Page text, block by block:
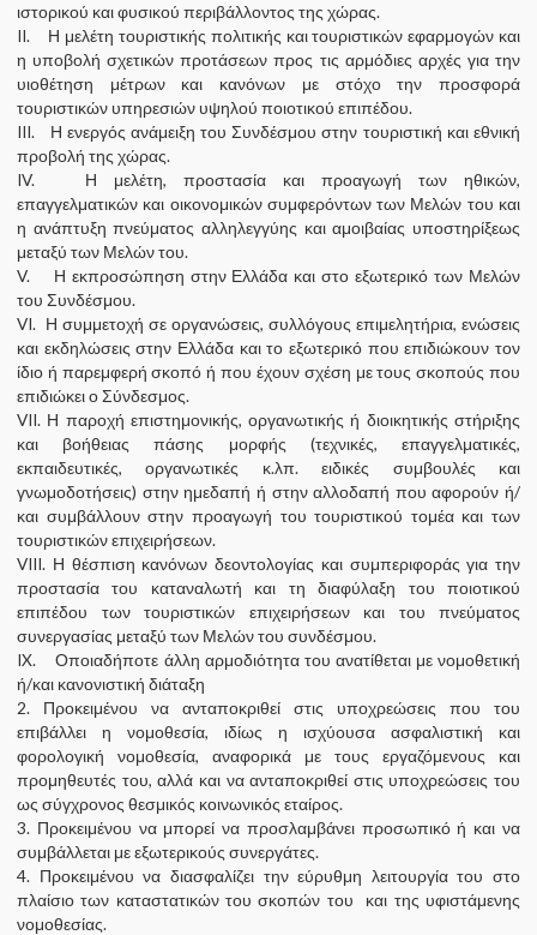
ιστορικού και φυσικού περιβάλλοντος της χώρας.
II. Η μελέτη τουριστικής πολιτικής και τουριστικών εφαρμογών και
η υποβολή σχετικών προτάσεων προς τις αρμόδιες αρχές για την
υιοθέτηση μέτρων και κανόνων με στόχο την προσφορά
τουριστικών υπηρεσιών υψηλού ποιοτικού επιπέδου.
III. Η ενεργός ανάμειξη του Συνδέσμου στην τουριστική και εθνική
προβολή της χώρας.
IV. Η μελέτη, προστασία και προαγωγή των ηθικών,
επαγγελματικών και οικονομικών συμφερόντων των Μελών του και
η ανάπτυξη πνεύματος αλληλεγγύης και αμοιβαίας υποστηρίξεως
μεταξύ των Μελών του.
V. Η εκπροσώπηση στην Ελλάδα και στο εξωτερικό των Μελών
του Συνδέσμου.
VI. Η συμμετοχή σε οργανώσεις, συλλόγους επιμελητήρια, ενώσεις
και εκδηλώσεις στην Ελλάδα και το εξωτερικό που επιδιώκουν τον
ίδιο ή παρεμφερή σκοπό ή που έχουν σχέση με τους σκοπούς που
επιδιώκει ο Σύνδεσμος.
VII. Η παροχή επιστημονικής, οργανωτικής ή διοικητικής στήριξης
και βοήθειας πάσης μορφής (τεχνικές, επαγγελματικές,
εκπαιδευτικές, οργανωτικές κ.λπ. ειδικές συμβουλές και
γνωμοδοτήσεις) στην ημεδαπή ή στην αλλοδαπή που αφορούν ή/
και συμβάλλουν στην προαγωγή του τουριστικού τομέα και των
τουριστικών επιχειρήσεων.
VIII. Η θέσπιση κανόνων δεοντολογίας και συμπεριφοράς για την
προστασία του καταναλωτή και τη διαφύλαξη του ποιοτικού
επιπέδου των τουριστικών επιχειρήσεων και του πνεύματος
συνεργασίας μεταξύ των Μελών του συνδέσμου.
IX. Οποιαδήποτε άλλη αρμοδιότητα του ανατίθεται με νομοθετική
ή/και κανονιστική διάταξη
2. Προκειμένου να ανταποκριθεί στις υποχρεώσεις που του
επιβάλλει η νομοθεσία, ιδίως η ισχύουσα ασφαλιστική και
φορολογική νομοθεσία, αναφορικά με τους εργαζόμενους και
προμηθευτές του, αλλά και να ανταποκριθεί στις υποχρεώσεις του
ως σύγχρονος θεσμικός κοινωνικός εταίρος.
3. Προκειμένου να μπορεί να προσλαμβάνει προσωπικό ή και να
συμβάλλεται με εξωτερικούς συνεργάτες.
4. Προκειμένου να διασφαλίζει την εύρυθμη λειτουργία του στο
πλαίσιο των καταστατικών του σκοπών του και της υφιστάμενης
νομοθεσίας.